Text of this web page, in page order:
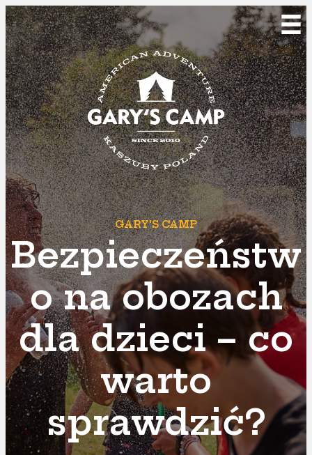
GARY'S CAMP
Bezpieczeństw
o na obozach
dla dzieci – co
warto
sprawdzić?